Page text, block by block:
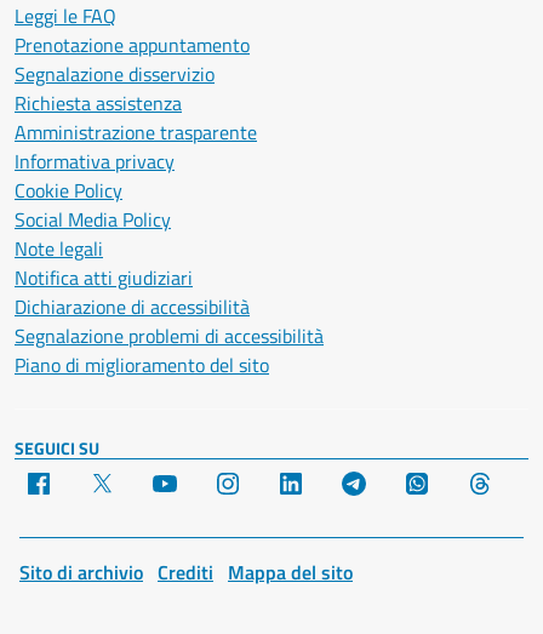
Leggi le FAQ
Prenotazione appuntamento
Segnalazione disservizio
Richiesta assistenza
Amministrazione trasparente
Informativa privacy
Cookie Policy
Social Media Policy
Note legali
Notifica atti giudiziari
Dichiarazione di accessibilità
Segnalazione problemi di accessibilità
Piano di miglioramento del sito
SEGUICI SU
Facebook YouTube Instagram LinkedIn Telegram WhatsApp
Sito di archivio Crediti Mappa del sito